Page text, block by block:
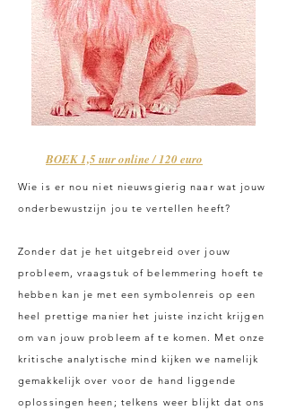
BOEK 1,5 uur online / 120 euro
Wie is er nou niet nieuwsgierig naar wat jouw
onderbewustzijn jou te vertellen heeft?
Zonder dat je het uitgebreid over jouw
probleem, vraagstuk of belemmering hoeft te
hebben kan je met een symbolenreis op een
heel prettige manier het juiste inzicht krijgen
om van jouw probleem af te komen. Met onze
kritische analytische mind kijken we namelijk
gemakkelijk over voor de hand liggende
oplossingen heen; telkens weer blijkt dat ons